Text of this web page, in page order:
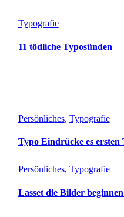
Typografie
11 tödliche Typosünden
Persönliches, Typografie
Typo Eindrücke es ersten
Persönliches, Typografie
Lasset die Bilder